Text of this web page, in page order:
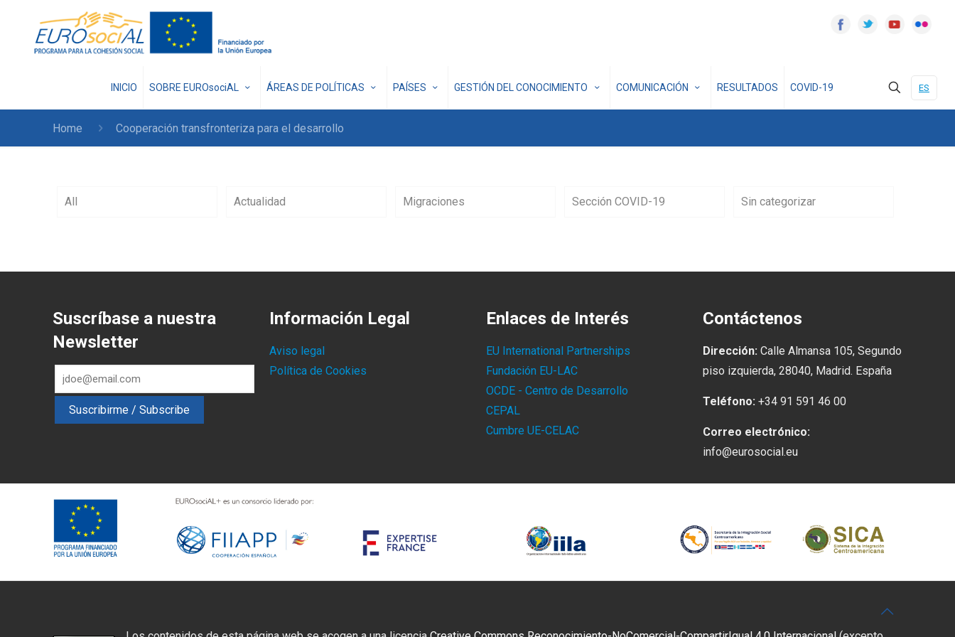
INICIO SOBRE EUROsociAL ÁREAS DE POLÍTICAS PAÍSES GESTIÓN DEL CONOCIMIENTO COMUNICACIÓN RESULTADOS COVID-19 ES
Home Cooperación transfronteriza para el desarrollo
All Actualidad Migraciones Sección COVID-19 Sin categorizar
Suscríbase a nuestra
Newsletter
Información Legal
Aviso legal
Política de Cookies
Enlaces de Interés
EU International Partnerships
Fundación EU-LAC
OCDE - Centro de Desarrollo
CEPAL
Cumbre UE-CELAC
Contáctenos
Dirección: Calle Almansa 105, Segundo
piso izquierda, 28040, Madrid. España
Teléfono: +34 91 591 46 00
Correo electrónico:
info@eurosocial.eu